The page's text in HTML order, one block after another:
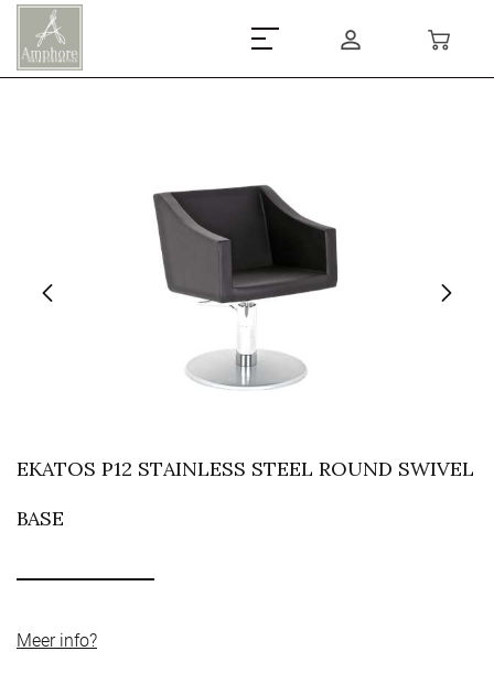
EKATOS P12 STAINLESS STEEL ROUND SWIVEL
BASE
Meer info?